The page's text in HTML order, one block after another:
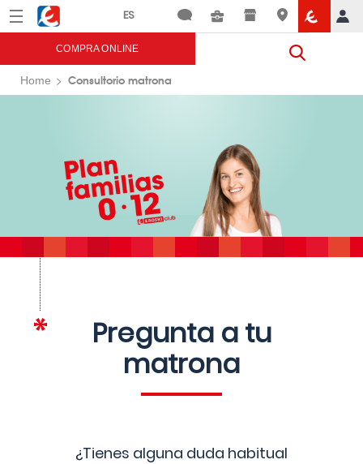
Menú Eroski
COMPRA ONLINE
Home Consultorio matrona
Pregunta a tu
matrona
¿Tienes alguna duda habitual